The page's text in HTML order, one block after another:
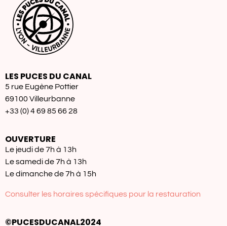
LES PUCES DU CANAL
5 rue Eugène Pottier
69100 Villeurbanne
+33 (0) 4 69 85 66 28
OUVERTURE
Le jeudi de 7h à 13h
Le samedi de 7h à 13h
Le dimanche de 7h à 15h
Consulter les horaires spécifiques pour la restauration
©PUCESDUCANAL2024